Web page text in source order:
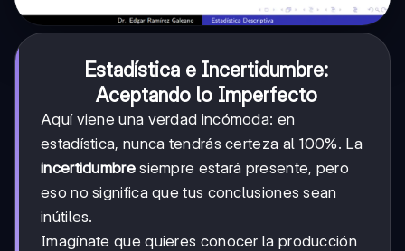
Estadística e Incertidumbre:
Aceptando lo Imperfecto
Aquí viene una verdad incómoda: en
estadística, nunca tendrás certeza al 100%. La
incertidumbresiempre estará presente, pero
eso no significa que tus conclusiones sean
inútiles.
Imagínate que quieres conocer la producción